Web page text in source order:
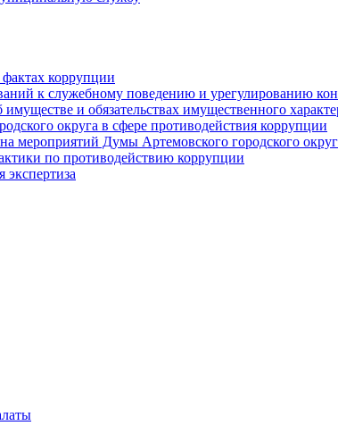
коррупции
к служебному поведению и урегулированию
имуществе и обязательствах имущественного
округа в сфере противодействия коррупции
мероприятий Думы Артемовского городского
по противодействию коррупции
экспертиза